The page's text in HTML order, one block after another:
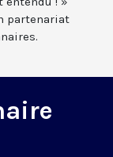
partenariat